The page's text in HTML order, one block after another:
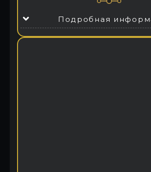
Подробная